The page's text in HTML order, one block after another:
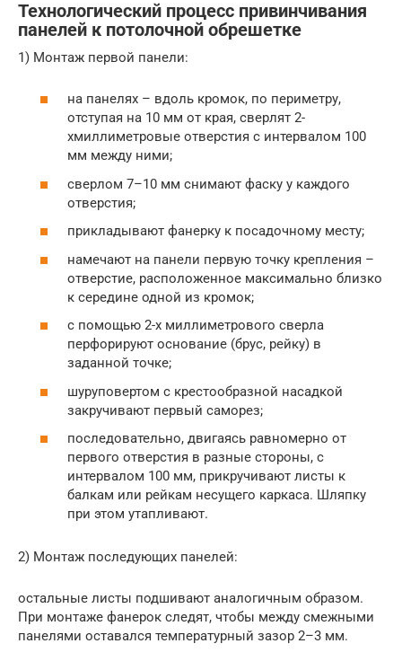
Технологический процесс привинчивания
панелей к потолочной обрешетке
1) Монтаж первой панели:
на панелях – вдоль кромок, по периметру,
отступая на 10 мм от края, сверлят 2-
хмиллиметровые отверстия с интервалом 100
мм между ними;
сверлом 7–10 мм снимают фаску у каждого
отверстия;
прикладывают фанерку к посадочному месту;
намечают на панели первую точку крепления –
отверстие, расположенное максимально близко
к середине одной из кромок;
с помощью 2-х миллиметрового сверла
перфорируют основание (брус, рейку) в
заданной точке;
шуруповертом с крестообразной насадкой
закручивают первый саморез;
последовательно, двигаясь равномерно от
первого отверстия в разные стороны, с
интервалом 100 мм, прикручивают листы к
балкам или рейкам несущего каркаса. Шляпку
при этом утапливают.
2) Монтаж последующих панелей:
остальные листы подшивают аналогичным образом.
При монтаже фанерок следят, чтобы между смежными
панелями оставался температурный зазор 2–3 мм.